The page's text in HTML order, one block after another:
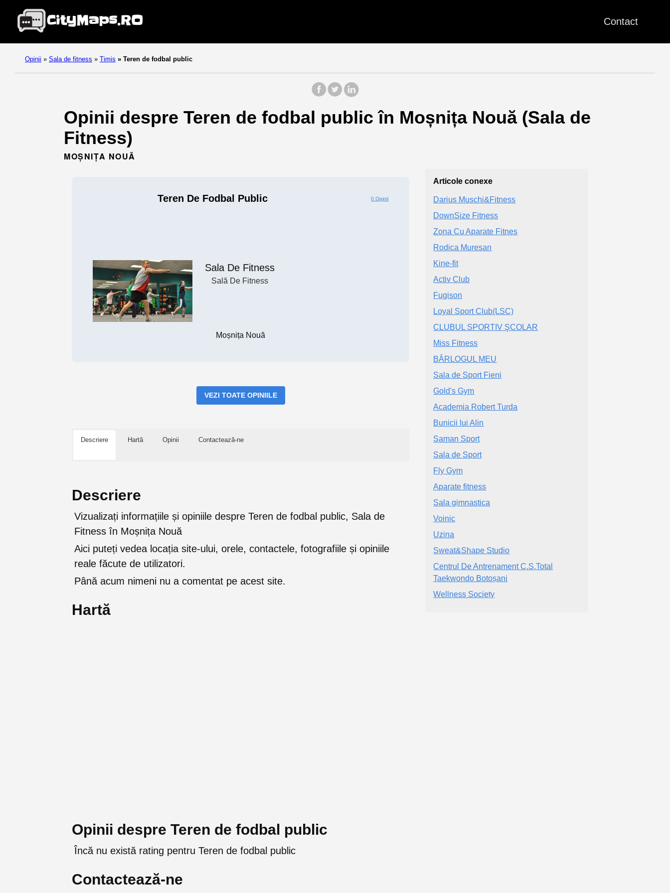
Contact
Opinii » Sala de fitness » Timis » Teren de fodbal public
Opinii despre Teren de fodbal public în Moșnița Nouă (Sala de
Fitness)
MOȘNIȚA NOUĂ
Teren De Fodbal Public 0 Opinii
Sala De Fitness
Sală De Fitness
Moșnița Nouă
VEZI TOATE OPINIILE
Descriere Hartă Opinii Contactează-ne
Descriere
Vizualizați informațiile și opiniile despre Teren de fodbal public, Sala de
Fitness în Moșnița Nouă
Aici puteți vedea locația site-ului, orele, contactele, fotografiile și opiniile
reale făcute de utilizatori.
Până acum nimeni nu a comentat pe acest site.
Hartă
Opinii despre Teren de fodbal public
Încă nu există rating pentru Teren de fodbal public
Contactează-ne
Articole conexe
Darius Muschi&Fitness
DownSize Fitness
Zona Cu Aparate Fitnes
Rodica Muresan
Kine-fit
Activ Club
Fugison
Loyal Sport Club(LSC)
CLUBUL SPORTIV ŞCOLAR
Miss Fitness
BÂRLOGUL MEU
Sala de Sport Fieni
Gold's Gym
Academia Robert Turda
Bunicii lui Alin
Saman Sport
Sala de Sport
Fly Gym
Aparate fitness
Sala gimnastica
Voinic
Uzina
Sweat&Shape Studio
Centrul De Antrenament C.S.Total
Taekwondo Botoșani
Wellness Society